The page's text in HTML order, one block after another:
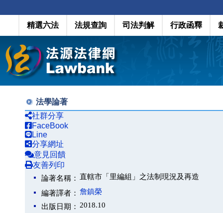
精選六法 法規查詢 司法判解 行政函釋
法學論著
社群分享
FaceBook
Line
分享網址
意見回饋
友善列印
論著名稱： 直轄市「里編組」之法制現況及再造
編著譯者： 詹鎮榮
出版日期： 2018.10